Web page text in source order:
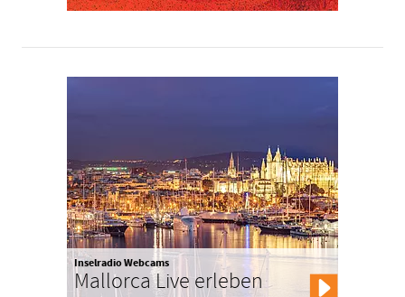
Inselradio Webcams
Mallorca Live erleben